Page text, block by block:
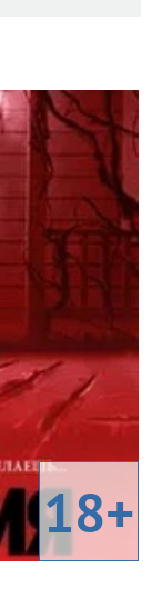
18+